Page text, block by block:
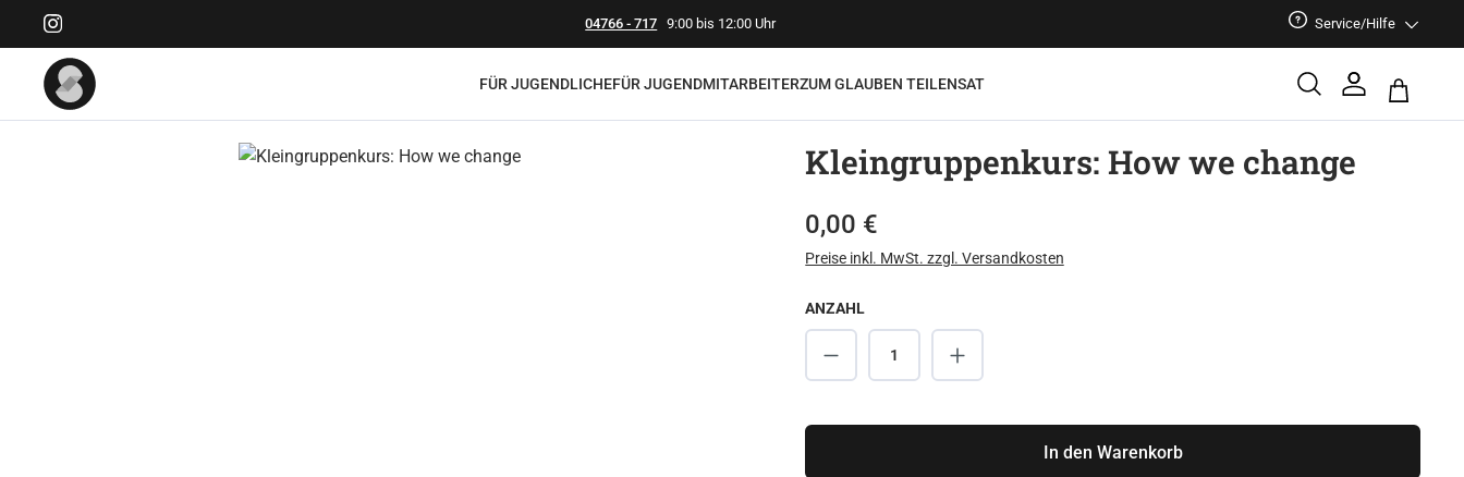
04766 - 717 9:00 bis 12:00 Uhr Service/Hilfe
FÜR JUGENDLICHEFÜR JUGENDMITARBEITERZUM GLAUBEN TEILENSAT
Bildergalerie überspringen Kleingruppenkurs: How we change
Regulärer Preis:
0,00 €
Preise inkl. MwSt. zzgl. Versandkosten
ANZAHL
Produkt Anzahl: Gib den gewünschten Wert ein oder
In den Warenkorb